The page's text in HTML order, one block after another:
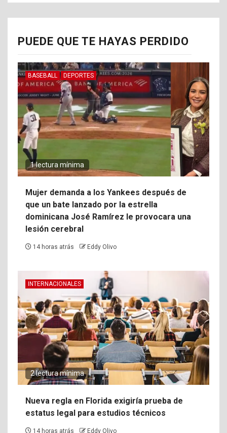
PUEDE QUE TE HAYAS PERDIDO
BASEBALL DEPORTES
1 lectura mínima
Mujer demanda a los Yankees después de
que un bate lanzado por la estrella
dominicana José Ramírez le provocara una
lesión cerebral
14 horas atrás Eddy Olivo
INTERNACIONALES
2 lectura mínima
Nueva regla en Florida exigiría prueba de
estatus legal para estudios técnicos
14 horas atrás Eddy Olivo